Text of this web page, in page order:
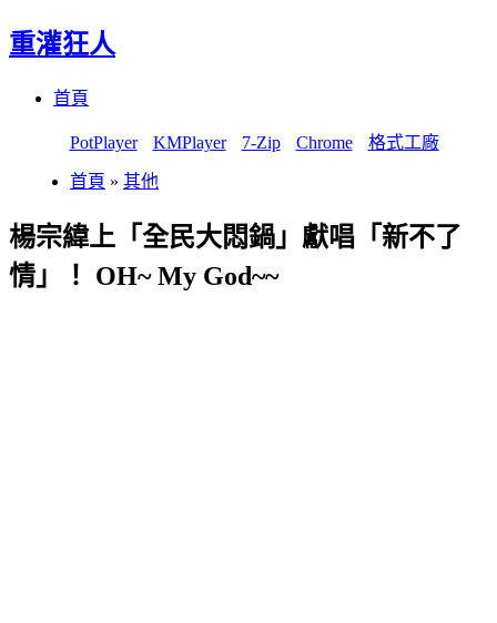
重灌狂人
首頁
PotPlayer KMPlayer 7-Zip Chrome 格式工廠
首頁 » 其他
楊宗緯上「全民大悶鍋」獻唱「新不了
情」！ OH~ My God~~